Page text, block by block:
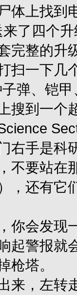
体上找到
了四个
完整的升
扫一下几
弹、铠
搜到一个
右手是科
不要站在
，还有它
你会发现
起警报就
枪塔。
来，左转